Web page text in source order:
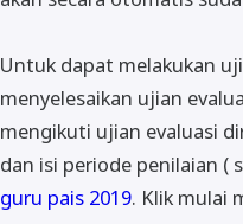
Untuk dapat melakukan
menyelesaikan ujian
mengikuti ujian evaluasi
dan isi periode penilaian (
guru pais 2019. Klik mulai